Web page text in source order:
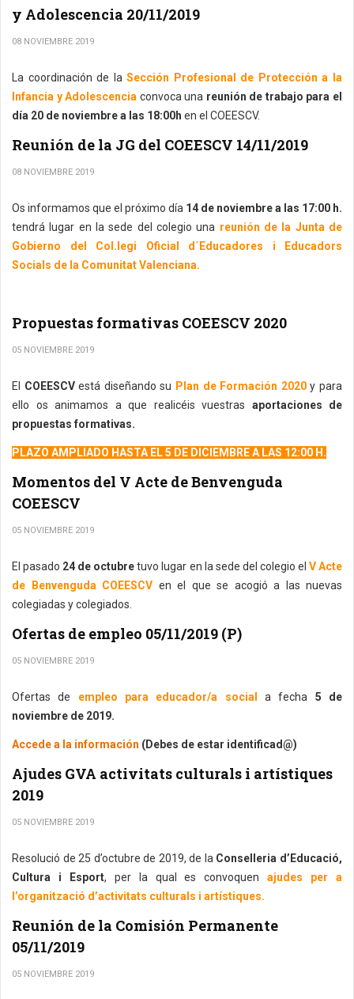
y Adolescencia 20/11/2019
08 NOVIEMBRE 2019
La coordinación de laSección Profesional de Protección a la
Infancia y Adolescencia convoca una reunión de trabajo para el
día 20 de noviembre a las 18:00h en el COEESCV.
Reunión de la JG del COEESCV 14/11/2019
08 NOVIEMBRE 2019
Os informamos que el próximo día 14 de noviembre a las 17:00 h.
tendrá lugar en la sede del colegio una reunión de la Junta de
Gobierno del Col.legi Oficial d´Educadores i Educadors
Socials de la Comunitat Valenciana.
Propuestas formativas COEESCV 2020
05 NOVIEMBRE 2019
El COEESCVestá diseñando su Plan de Formación 2020y para
ello os animamos a que realicéis vuestras aportaciones de
propuestas formativas.
PLAZO AMPLIADO HASTA EL 5 DE DICIEMBRE A LAS 12:00 H.
Momentos del V Acte de Benvenguda
COEESCV
05 NOVIEMBRE 2019
El pasado 24 de octubretuvo lugar en la sede del colegio el V Acte
de Benvenguda COEESCV en el que se acogió a las nuevas
colegiadas y colegiados.
Ofertas de empleo 05/11/2019 (P)
05 NOVIEMBRE 2019
Ofertas de empleo para educador/a social a fecha 5 de
noviembre de 2019.
Accede a la información (Debes de estar identificad@)
Ajudes GVA activitats culturals i artístiques
2019
05 NOVIEMBRE 2019
Resolució de 25 d’octubre de 2019, de la Conselleria d’Educació,
Cultura i Esport, per la qual es convoquenajudes per a
l’organització d’activitats culturals i artístiques.
Reunión de la Comisión Permanente
05/11/2019
05 NOVIEMBRE 2019